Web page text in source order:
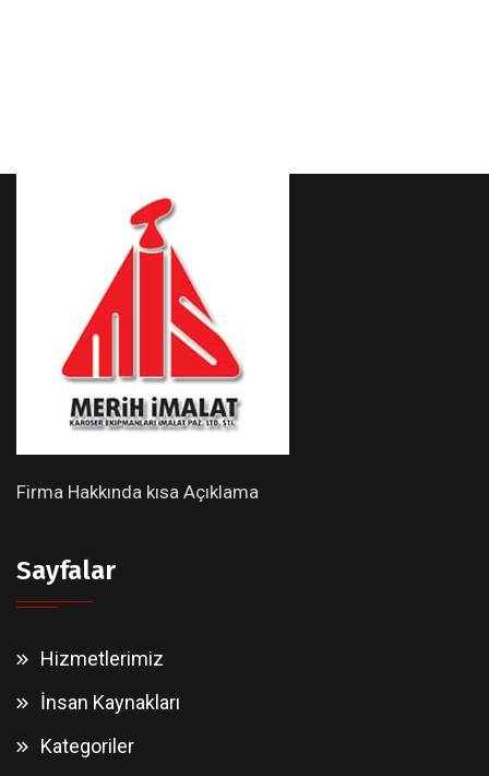
Firma Hakkında kısa Açıklama
Sayfalar
Hizmetlerimiz
İnsan Kaynakları
Kategoriler